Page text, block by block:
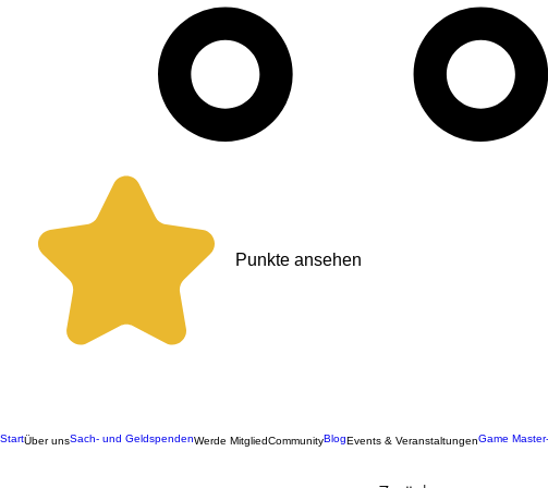
Punkte ansehen
StartÜber unsSach- und GeldspendenWerde MitgliedCommunityBlogEvents & VeranstaltungenGame